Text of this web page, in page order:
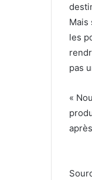
Mais
les
pas
«